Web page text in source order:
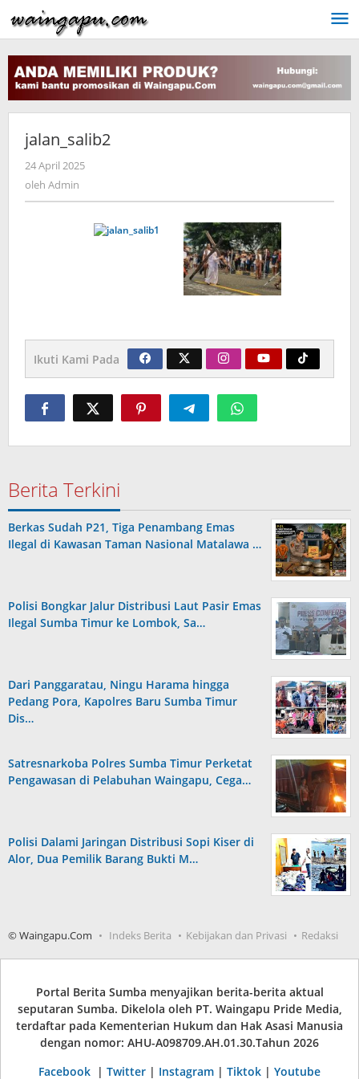
ke
konten
jalan_salib2
24 April 2025
oleh Admin
Ikuti Kami Pada
Berita Terkini
Berkas Sudah P21, Tiga Penambang Emas
Ilegal di Kawasan Taman Nasional Matalawa …
Polisi Bongkar Jalur Distribusi Laut Pasir Emas
Ilegal Sumba Timur ke Lombok, Sa…
Dari Panggaratau, Ningu Harama hingga
Pedang Pora, Kapolres Baru Sumba Timur
Dis…
Satresnarkoba Polres Sumba Timur Perketat
Pengawasan di Pelabuhan Waingapu, Cega…
Polisi Dalami Jaringan Distribusi Sopi Kiser di
Alor, Dua Pemilik Barang Bukti M…
© Waingapu.Com Indeks Berita Kebijakan dan Privasi Redaksi
Portal Berita Sumba menyajikan berita-berita aktual
seputaran Sumba. Dikelola oleh PT. Waingapu Pride Media,
terdaftar pada Kementerian Hukum dan Hak Asasi Manusia
dengan nomor: AHU-A098709.AH.01.30.Tahun 2026
Facebook | Twitter | Instagram | Tiktok | Youtube